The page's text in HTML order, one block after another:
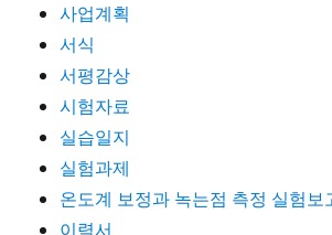
사업계획
서식
서평감상
시험자료
실습일지
실험과제
온도계 보정과 녹는점 측정 실험보
이력서